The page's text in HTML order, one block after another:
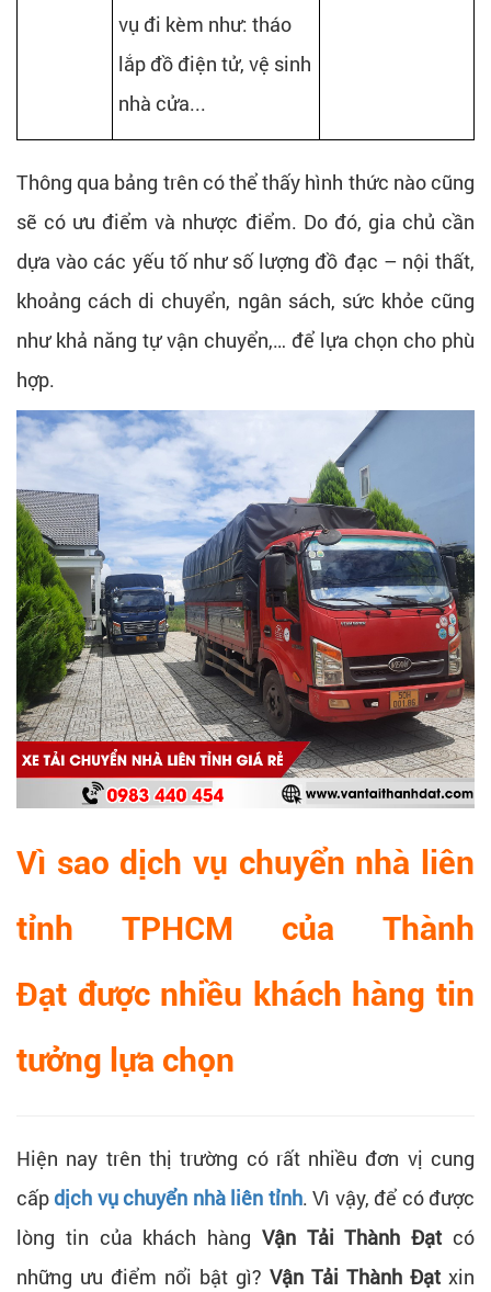
vụ đi kèm như: tháo
lắp đồ điện tử, vệ sinh
nhà cửa...
Thông qua bảng trên có thể thấy hình thức nào cũng
sẽ có ưu điểm và nhược điểm. Do đó, gia chủ cần
dựa vào các yếu tố như số lượng đồ đạc – nội thất,
khoảng cách di chuyển, ngân sách, sức khỏe cũng
như khả năng tự vận chuyển,… để lựa chọn cho phù
hợp.
Vì sao dịch vụ chuyển nhà liên
tỉnh TPHCM của Thành
Đạt được nhiều khách hàng tin
tưởng lựa chọn
Hiện nay trên thị trường có rất nhiều đơn vị cung
cấpdịch vụ chuyển nhà liên tỉnh. Vì vậy, để có được
lòng tin của khách hàng Vận Tải Thành Đạt có
những ưu điểm nổi bật gì? Vận Tải Thành Đạt xin